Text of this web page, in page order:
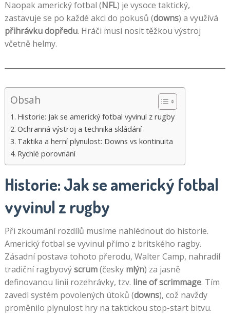
Naopak americký fotbal (NFL) je vysoce taktický,
zastavuje se po každé akci do pokusů (downs) a využívá
přihrávku dopředu. Hráči musí nosit těžkou výstroj
včetně helmy.
Obsah
Historie: Jak se americký fotbal vyvinul z rugby
Ochranná výstroj a technika skládání
Taktika a herní plynulost: Downs vs kontinuita
Rychlé porovnání
Historie: Jak se americký fotbal
vyvinul z rugby
Při zkoumání rozdílů musíme nahlédnout do historie.
Americký fotbal se vyvinul přímo z britského ragby.
Zásadní postava tohoto přerodu, Walter Camp, nahradil
tradiční ragbyovýscrum(česky mlýn) za jasně
definovanou linii rozehrávky, tzv. line of scrimmage. Tím
zavedl systém povolených útoků (downs), což navždy
proměnilo plynulost hry na taktickou stop-start bitvu.